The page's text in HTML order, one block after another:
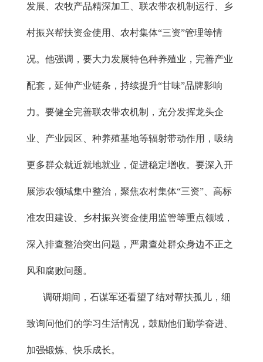
发展、农牧产品精深加工、联农带农机制运行、乡
村振兴帮扶资金使用、农村集体“三资”管理等情
况。他强调，要大力发展特色种养殖业，完善产业
配套，延伸产业链条，持续提升“甘味”品牌影响
力。要健全完善联农带农机制，充分发挥龙头企
业、产业园区、种养殖基地等辐射带动作用，吸纳
更多群众就近就地就业，促进稳定增收。要深入开
展涉农领域集中整治，聚焦农村集体“三资”、高标
准农田建设、乡村振兴资金使用监管等重点领域，
深入排查整治突出问题，严肃查处群众身边不正之
风和腐败问题。
调研期间，石谋军还看望了结对帮扶孤儿，细
致询问他们的学习生活情况，鼓励他们勤学奋进、
加强锻炼、快乐成长。